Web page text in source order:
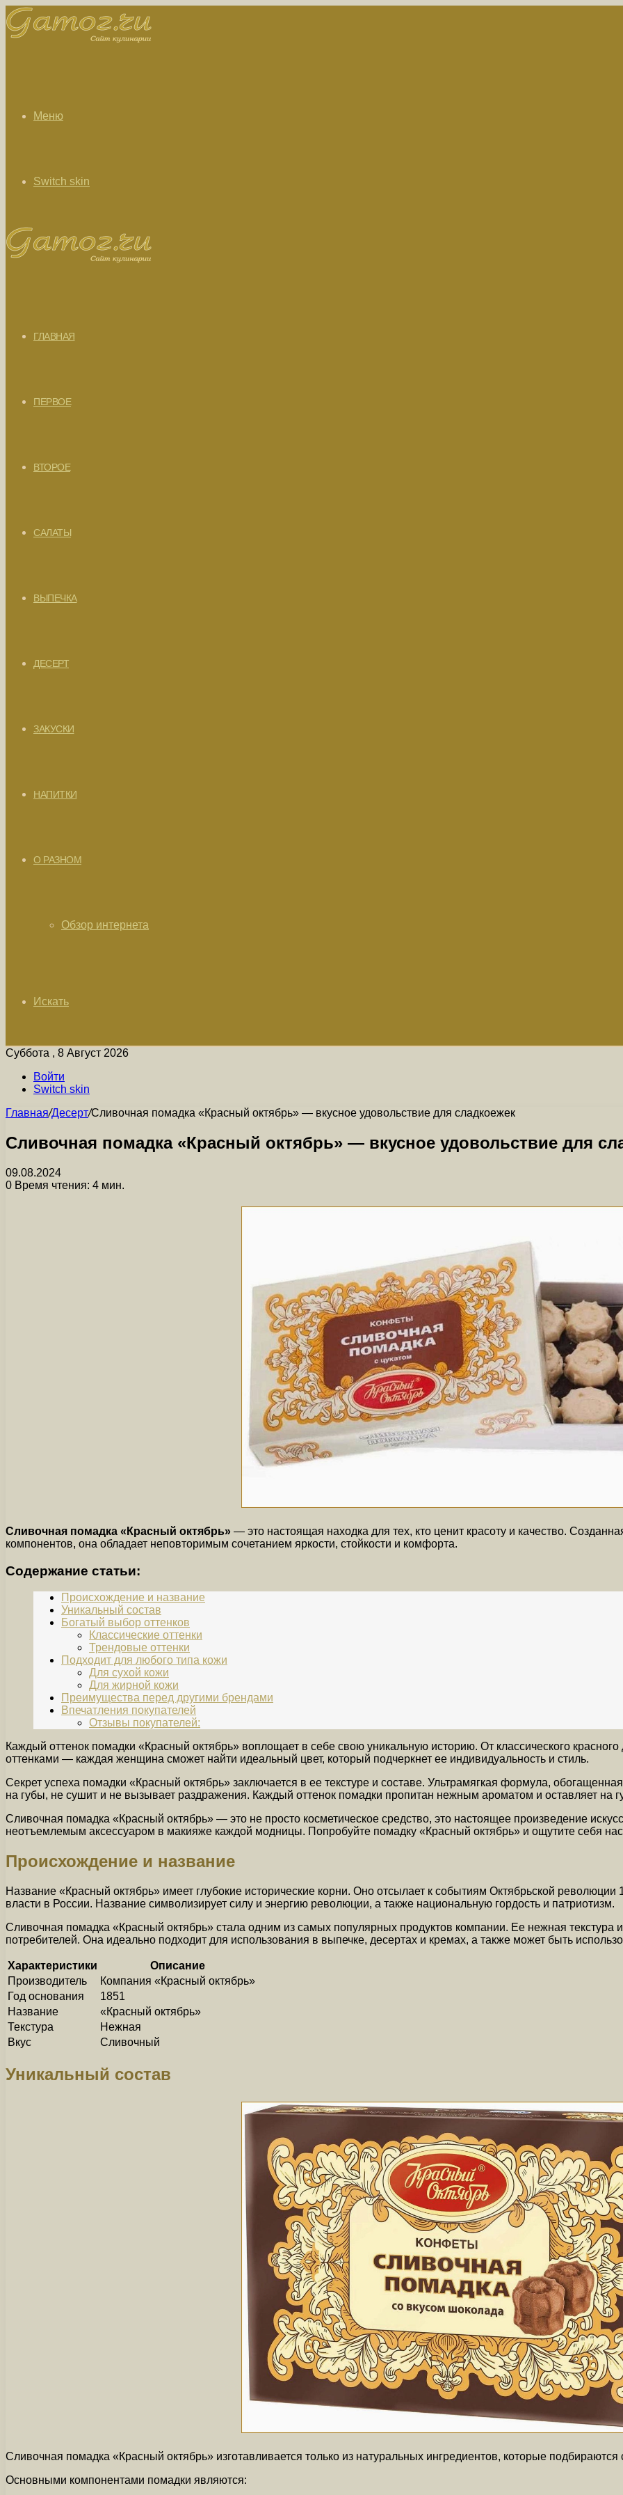
Меню
Switch skin
ГЛАВНАЯ
ПЕРВОЕ
ВТОРОЕ
САЛАТЫ
ВЫПЕЧКА
ДЕСЕРТ
ЗАКУСКИ
НАПИТКИ
О РАЗНОМ
Обзор интернета
Искать
Суббота , 8 Август 2026
Войти
Switch skin
Главная/Десерт/Сливочная помадка «Красный октябрь» — вкусное удовольствие для сладкоежек
Сливочная помадка «Красный октябрь» — вкусное удовольствие для
09.08.2024
0 Время чтения: 4 мин.
Сливочная помадка «Красный октябрь» — это настоящая находка для тех, кто ценит красоту и качество.
компонентов, она обладает неповторимым сочетанием яркости, стойкости и комфорта.
Содержание статьи:
Происхождение и название
Уникальный состав
Богатый выбор оттенков
Классические оттенки
Трендовые оттенки
Подходит для любого типа кожи
Для сухой кожи
Для жирной кожи
Преимущества перед другими брендами
Впечатления покупателей
Отзывы покупателей:
Каждый оттенок помадки «Красный октябрь» воплощает в себе свою уникальную историю. От классического
оттенками — каждая женщина сможет найти идеальный цвет, который подчеркнет ее индивидуальность и стиль.
Секрет успеха помадки «Красный октябрь» заключается в ее текстуре и составе. Ультрамягкая формула,
на губы, не сушит и не вызывает раздражения. Каждый оттенок помадки пропитан нежным ароматом и оставляет на
Сливочная помадка «Красный октябрь» — это не просто косметическое средство, это настоящее произведение
неотъемлемым аксессуаром в макияже каждой модницы. Попробуйте помадку «Красный октябрь» и ощутите себя
Происхождение и название
Название «Красный октябрь» имеет глубокие исторические корни. Оно отсылает к событиям Октябрьской революции
власти в России. Название символизирует силу и энергию революции, а также национальную гордость и патриотизм.
Сливочная помадка «Красный октябрь» стала одним из самых популярных продуктов компании. Ее нежная текстура
потребителей. Она идеально подходит для использования в выпечке, десертах и кремах, а также может быть
Характеристики
Описание
Производитель
Компания «Красный октябрь»
Год основания
1851
Название
«Красный октябрь»
Текстура
Нежная
Вкус
Сливочный
Уникальный состав
Сливочная помадка «Красный октябрь» изготавливается только из натуральных ингредиентов, которые
Основными компонентами помадки являются: